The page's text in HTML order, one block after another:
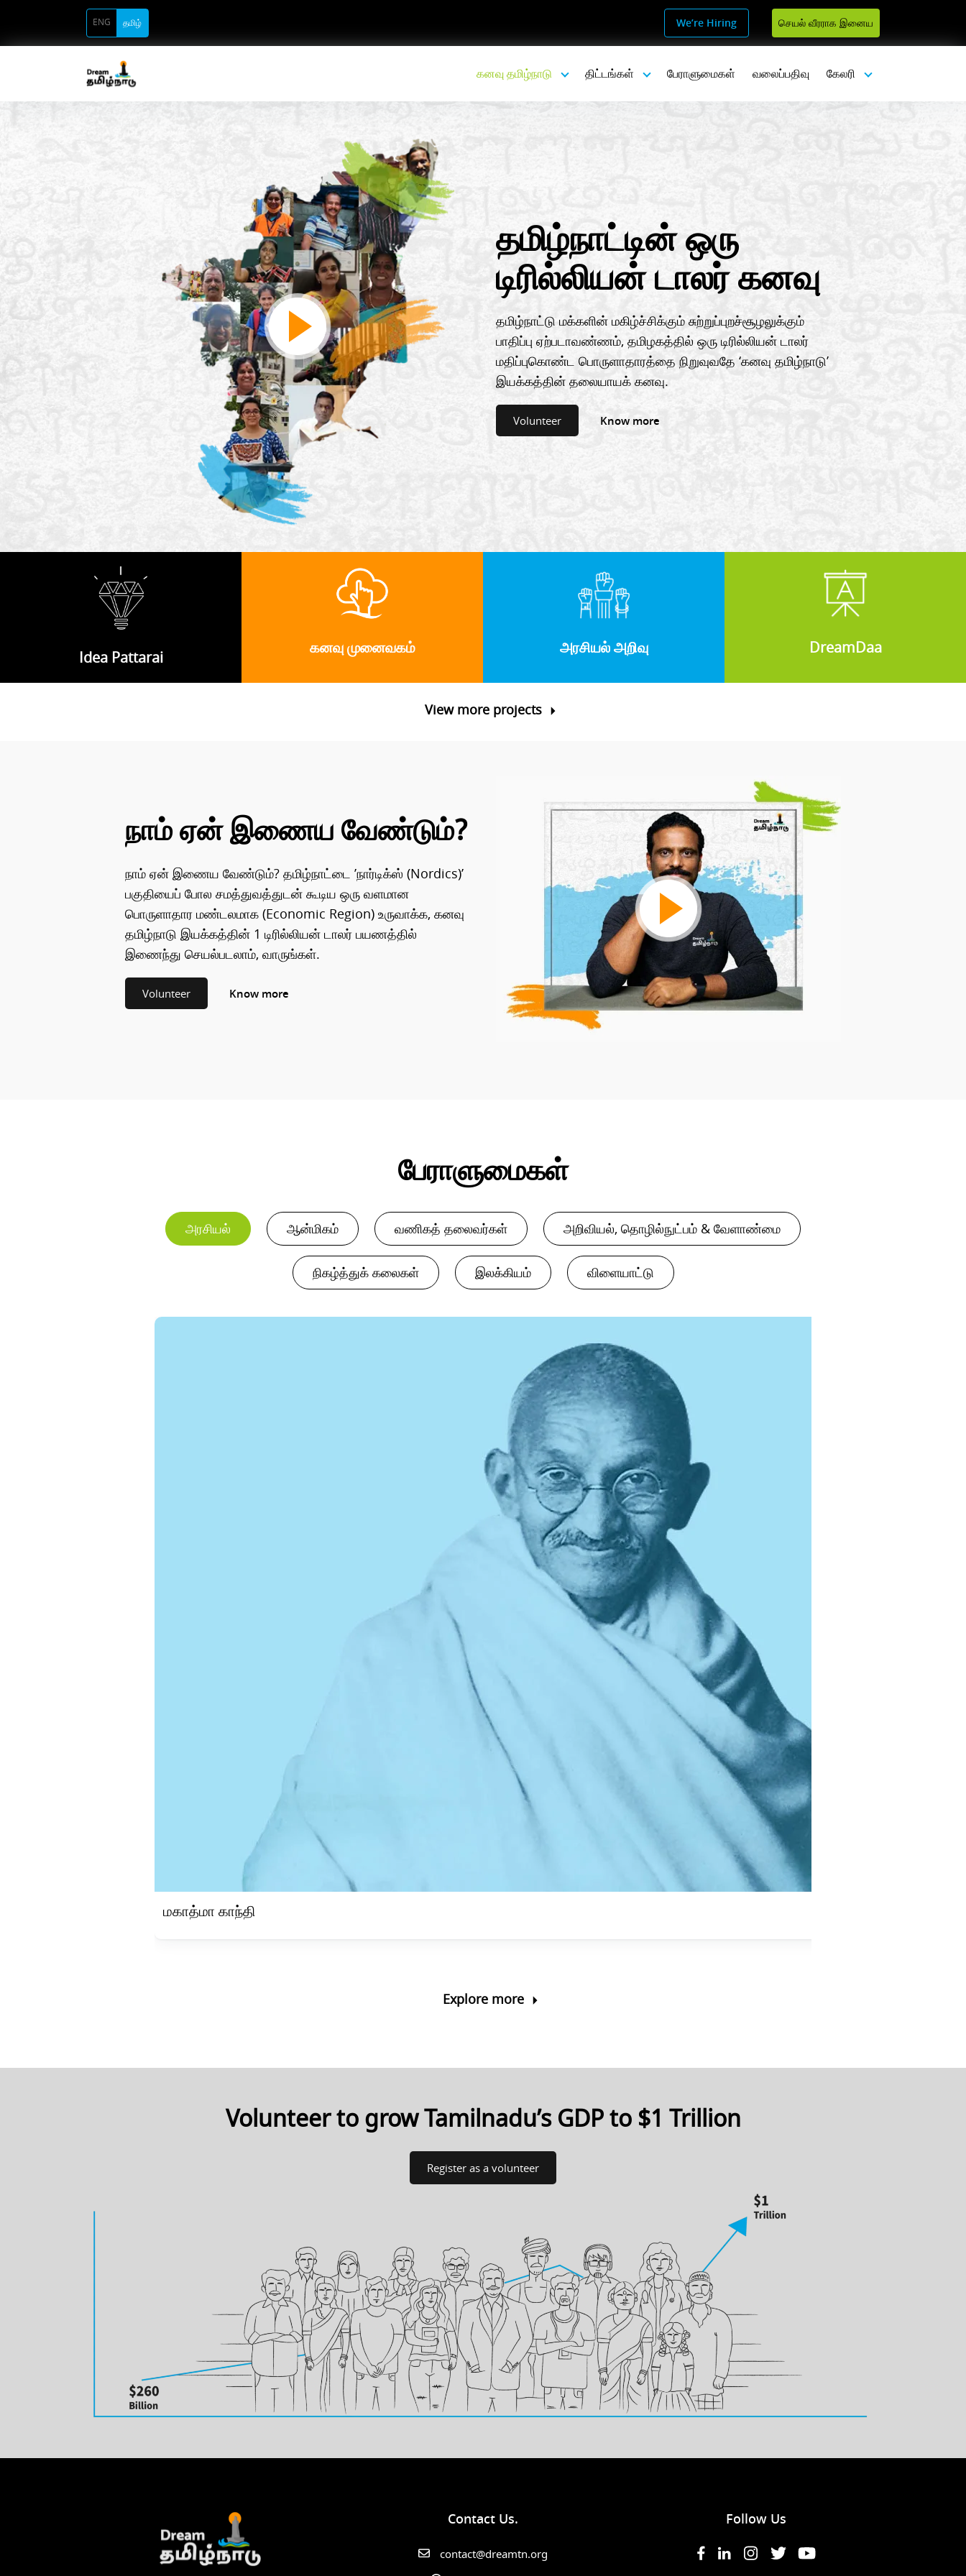
ENG தமிழ் We’re Hiring செயல் வீரராக இனைய
கனவு தமிழ்நாடு திட்டங்கள் பேராளுமைகள் வலைப்பதிவு கேலரி
தமிழ்நாட்டின் ஒரு
டிரில்லியன் டாலர் கனவு
தமிழ்நாட்டு மக்களின் மகிழ்ச்சிக்கும் சுற்றுப்புறச்சூழலுக்கும்
பாதிப்பு ஏற்படாவண்ணம், தமிழகத்தில் ஒரு டிரில்லியன் டாலர்
மதிப்புகொண்ட பொருளாதாரத்தை நிறுவுவதே ‘கனவு தமிழ்நாடு’
இயக்கத்தின் தலையாயக் கனவு.
Volunteer Know more
Idea Pattarai
கனவு முனைவகம் அரசியல் அறிவு DreamDaa
View more projects
நாம் ஏன் இணைய வேண்டும்?
நாம் ஏன் இணைய வேண்டும்? தமிழ்நாட்டை ’நார்டிக்ஸ் (Nordics)’
பகுதியைப் போல சமத்துவத்துடன் கூடிய ஒரு வளமான
பொருளாதார மண்டலமாக (Economic Region) உருவாக்க, கனவு
தமிழ்நாடு இயக்கத்தின் 1 டிரில்லியன் டாலர் பயணத்தில்
இணைந்து செயல்படலாம், வாருங்கள்.
Volunteer Know more
பேராளுமைகள்
அரசியல் ஆன்மிகம் வணிகத் தலைவர்கள் அறிவியல், தொழில்நுட்பம் & வேளாண்மை
நிகழ்த்துக் கலைகள் இலக்கியம் விளையாட்டு
மகாத்மா காந்தி
Explore more
Volunteer to grow Tamilnadu’s GDP to $1 Trillion
Register as a volunteer
Contact Us.
contact@dreamtn.org
Follow Us